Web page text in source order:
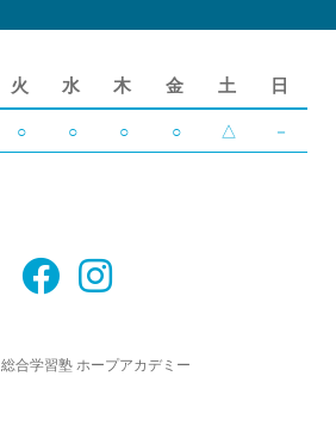
火 水 木 金 土 日
○ ○ ○ ○ △ －
合学習塾 ホープアカデミー